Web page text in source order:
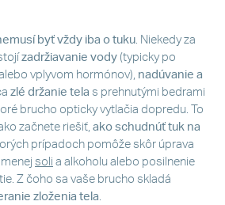
byť vždy iba o tuku . Niekedy za
zadržiavanie vody (typicky po
vplyvom hormónov), nadúvanie a
zlé držanie tela s prehnutými bedrami
brucho opticky vytlačia dopredu. To
začnete riešiť, ako schudnúť tuk na
prípadoch pomôže skôr úprava
soli a alkoholu alebo posilnenie
Z čoho sa vaše brucho skladá
zloženia tela